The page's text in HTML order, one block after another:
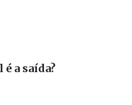
a saída?